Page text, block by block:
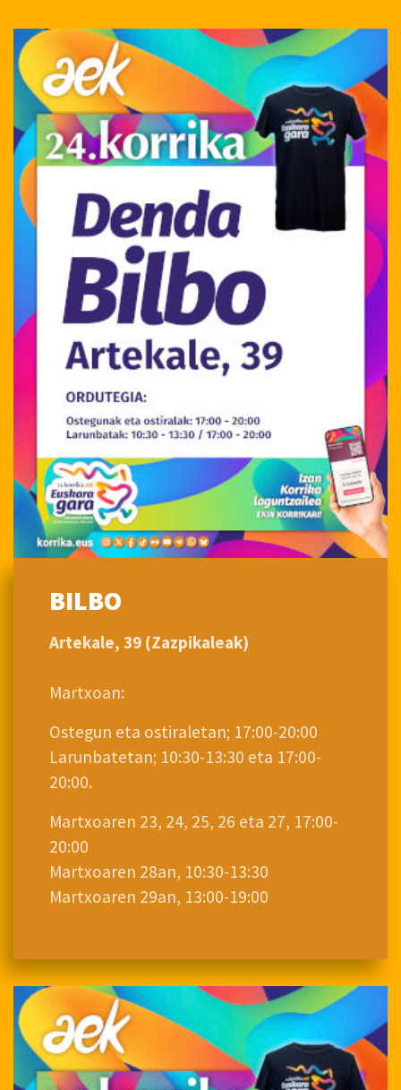
BILBO
Artekale, 39 (Zazpikaleak)
Martxoan:
Ostegun eta ostiraletan; 17:00-20:00
Larunbatetan; 10:30-13:30 eta 17:00-
20:00.
Martxoaren 23, 24, 25, 26 eta 27, 17:00-
20:00
Martxoaren 28an, 10:30-13:30
Martxoaren 29an, 13:00-19:00